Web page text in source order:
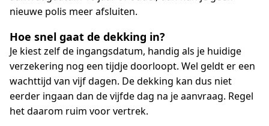
nieuwe polis meer afsluiten.
Hoe snel gaat de dekking in?
Je kiest zelf de ingangsdatum, handig als je huidige
verzekering nog een tijdje doorloopt. Wel geldt er een
wachttijd van vijf dagen. De dekking kan dus niet
eerder ingaan dan de vijfde dag na je aanvraag. Regel
het daarom ruim voor vertrek.